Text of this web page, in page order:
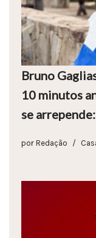
Bruno
10 minutos
se
por Redação